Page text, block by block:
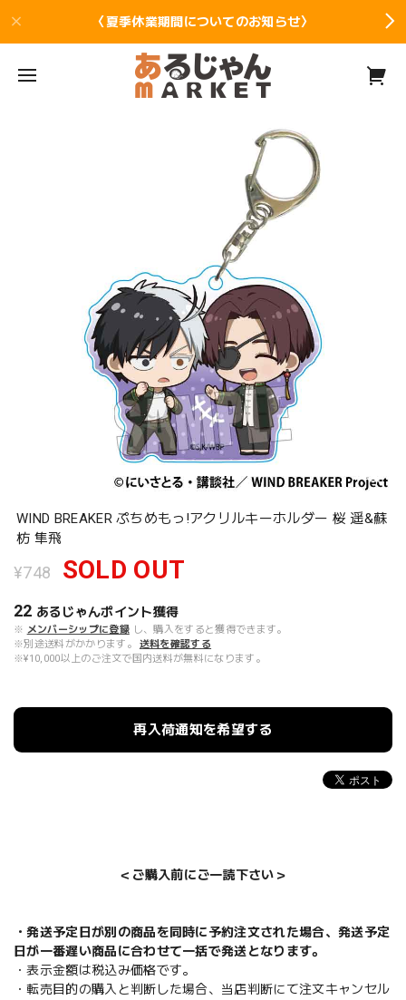
〈夏季休業期間についてのお知らせ〉
WIND BREAKER ぷちめもっ!アクリルキーホルダー 桜 遥&蘇
枋 隼飛
¥748 SOLD OUT
22 あるじゃんポイント獲得
※ メンバーシップに登録 し、購入をすると獲得できます。
※別途送料がかかります。
送料を確認する
※¥10,000以上のご注文で国内送料が無料になります。
再入荷通知を希望する
＜ご購入前にご一読下さい＞
・発送予定日が別の商品を同時に予約注文された場合、発送予定
日が一番遅い商品に合わせて一括で発送となります。
・表示金額は税込み価格です。
・転売目的の購入と判断した場合、当店判断にて注文キャンセル